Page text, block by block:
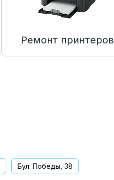
Ремонт принтеров
Бул. Победы, 38